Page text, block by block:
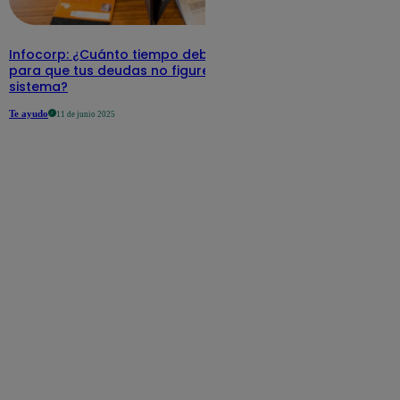
Infocorp: ¿Cuánto tiempo debe pasar
para que tus deudas no figuren en su
sistema?
Te ayudo 11 de junio 2025